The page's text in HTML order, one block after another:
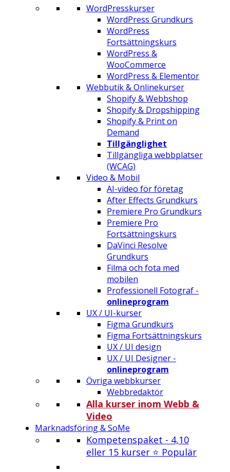
WordPresskurser
WordPress Grundkurs
WordPress
Fortsättningskurs
WordPress &
WooCommerce
WordPress & Elementor
Webbutik & Onlinekurser
Shopify & Webbshop
Shopify & Dropshipping
Shopify & Print on
Demand
Tillgänglighet
Tillgängliga webbplatser
(WCAG)
Video & Mobil
AI-video för företag
After Effects Grundkurs
Premiere Pro Grundkurs
Premiere Pro
Fortsättningskurs
DaVinci Resolve
Grundkurs
Filma och fota med
mobilen
Professionell Fotograf -
onlineprogram
UX / UI-kurser
Figma Grundkurs
Figma Fortsättningskurs
UX / UI design
UX / UI Designer -
onlineprogram
Övriga webbkurser
Webbredaktör
Alla kurser inom Webb &
Video
Marknadsföring & SoMe
Kompetenspaket - 4,10
eller 15 kurser ⭐ Populär